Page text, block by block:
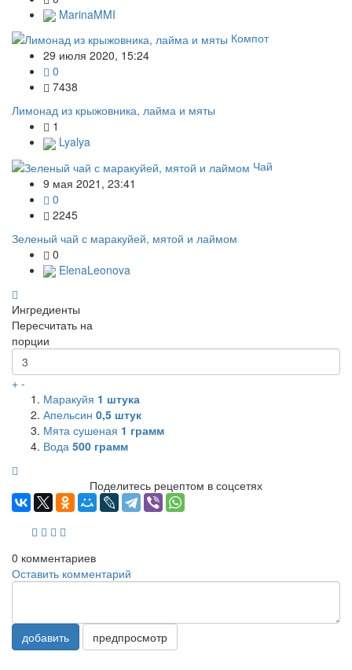
MarinaMMI
Компот
29 июля 2020, 15:24
0
7438
Лимонад из крыжовника, лайма и мяты
1
Lyalya
Чай
9 мая 2021, 23:41
0
2245
Зеленый чай с маракуйей, мятой и лаймом
0
ElenaLeonova
Ингредиенты
Пересчитать на
порции
+ -
Маракуйя 1 штука
Апельсин 0,5 штук
Мята сушеная 1 грамм
Вода 500 грамм
Поделитесь рецептом в соцсетях
0 комментариев
Оставить комментарий
добавить предпросмотр